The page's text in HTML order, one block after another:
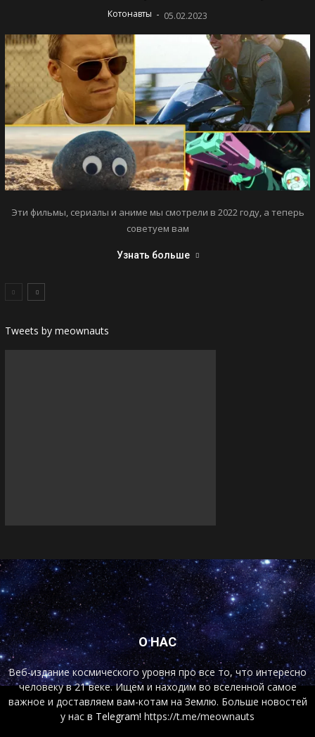
Котонавты - 05.02.2023
Эти фильмы, сериалы и аниме мы смотрели в 2022 году, а теперь
советуем вам
Узнать больше
Tweets by meownauts
О НАС
Веб-издание космического уровня про все то, что интересно
человеку в 21 веке. Ищем и находим во вселенной самое
важное и доставляем вам-котам на Землю. Больше новостей
у нас в Telegram! https://t.me/meownauts